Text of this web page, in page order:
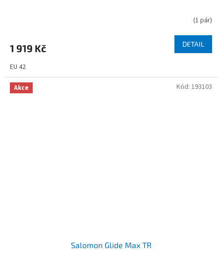
(1 pár)
1 919 Kč DETAIL
EU 42
Akce
Salomon Glide Max TR
Kód: 193103